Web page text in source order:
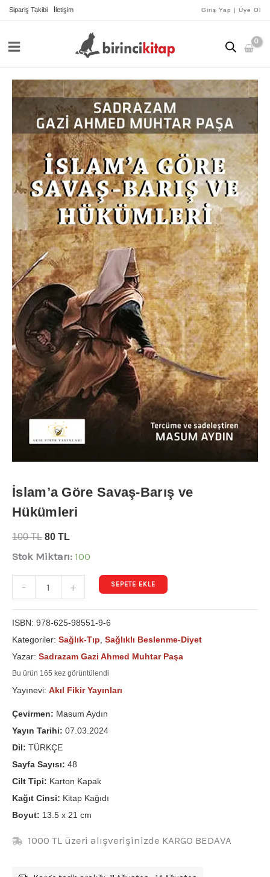
İçeriğe
Sipariş Takibi İletişim Giriş Yap | Üye Ol
İslam’a Göre Savaş-Barış ve
Hükümleri
100TL 80 TL
Stok Miktarı: 100
-
İslam’a
Göre
Savaş-
Barış
ve
Hükümleri
adet
+ SEPETE EKLE
ISBN: 978-625-98551-9-6
Kategoriler: Sağlık-Tıp Sağlıklı Beslenme-Diyet
Yazar: Sadrazam Gazi Ahmed Muhtar Paşa
Bu ürün 165 kez görüntülendi
Yayınevi: Akıl Fikir Yayınları
Çevirmen: Masum Aydın
Yayın Tarihi: 07.03.2024
Dil: TÜRKÇE
Sayfa Sayısı: 48
Cilt Tipi: Karton Kapak
Kağıt Cinsi: Kitap Kağıdı
Boyut: 13.5 x 21 cm
1000 TL üzeri alışverişinizde KARGO BEDAVA